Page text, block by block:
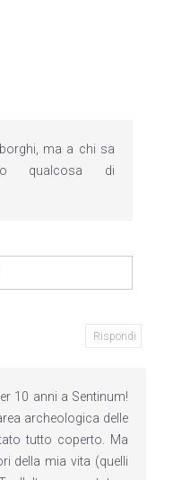
ma a chi sa
qualcosa di
10 anni a Sentinum!
archeologica delle
tutto coperto. Ma
della mia vita (quelli
Rispondi